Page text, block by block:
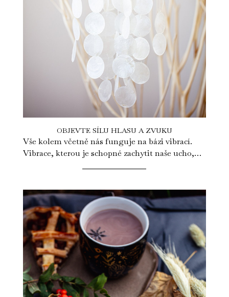
OBJEVTE SÍLU HLASU A ZVUKU
Vše kolem včetně nás funguje na bázi vibrací.
Vibrace, kterou je schopné zachytit naše ucho,